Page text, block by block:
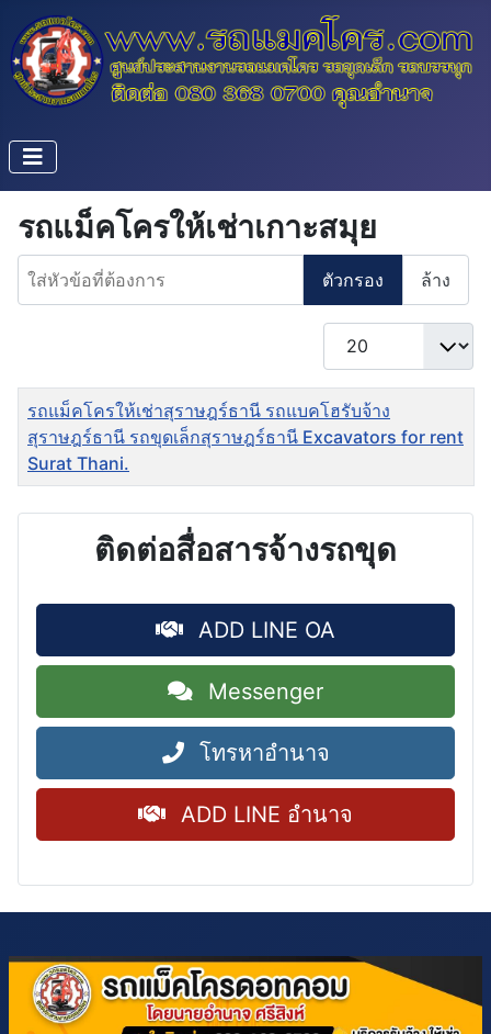
รถแม็คโครให้เช่าเกาะสมุย
ใส่หัวข้อที่ต้องการ
ตัวกรอง ล้าง
แสดง #
ชื่อ
รถแม็คโครให้เช่าสุราษฎร์ธานี รถแบคโฮรับจ้าง
สุราษฎร์ธานี รถขุดเล็กสุราษฎร์ธานี Excavators for rent
Surat Thani.
ติดต่อสื่อสารจ้างรถขุด
ADD LINE OA
Messenger
โทรหาอำนาจ
ADD LINE อำนาจ